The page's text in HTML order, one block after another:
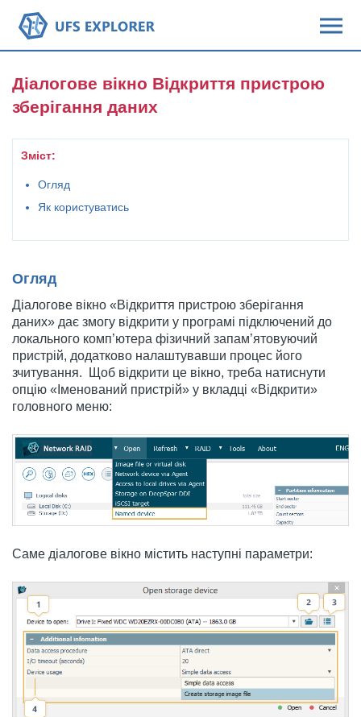
Діалогове вікно Відкриття пристрою
зберігання даних
Зміст:
Огляд
Як користуватись
Огляд
Діалогове вікно «Відкриття пристрою зберігання
даних» дає змогу відкрити у програмі підключений до
локального комп’ютера фізичний запам’ятовуючий
пристрій, додатково налаштувавши процес його
зчитування. Щоб відкрити це вікно, треба натиснути
опцію «Іменований пристрій» у вкладці «Відкрити»
головного меню:
Саме діалогове вікно містить наступні параметри: